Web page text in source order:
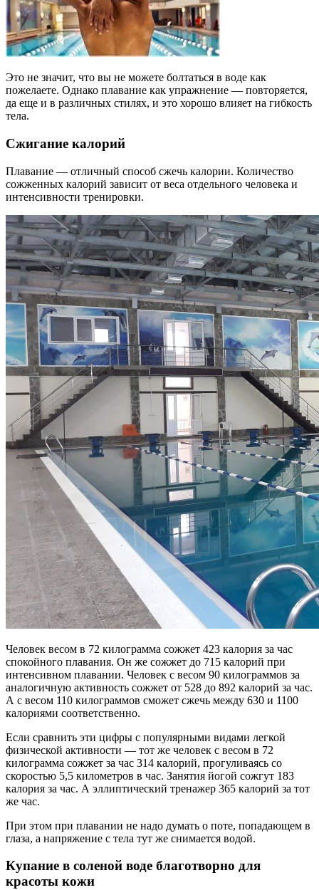
Это не значит, что вы не можете болтаться в воде как
пожелаете. Однако плавание как упражнение — повторяется,
да еще и в различных стилях, и это хорошо влияет на гибкость
тела.
Сжигание калорий
Плавание — отличный способ сжечь калории. Количество
сожженных калорий зависит от веса отдельного человека и
интенсивности тренировки.
Человек весом в 72 килограмма сожжет 423 калория за час
спокойного плавания. Он же сожжет до 715 калорий при
интенсивном плавании. Человек с весом 90 килограммов за
аналогичную активность сожжет от 528 до 892 калорий за час.
А с весом 110 килограммов сможет сжечь между 630 и 1100
калориями соответственно.
Если сравнить эти цифры с популярными видами легкой
физической активности — тот же человек с весом в 72
килограмма сожжет за час 314 калорий, прогуливаясь со
скоростью 5,5 километров в час. Занятия йогой сожгут 183
калория за час. А эллиптический тренажер 365 калорий за тот
же час.
При этом при плавании не надо думать о поте, попадающем в
глаза, а напряжение с тела тут же снимается водой.
Купание в соленой воде благотворно для
красоты кожи